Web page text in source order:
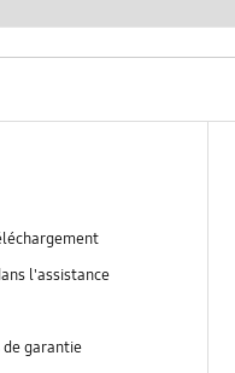
l'assistance
garantie